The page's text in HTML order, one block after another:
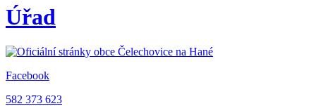
Úřad
Facebook
582 373 623